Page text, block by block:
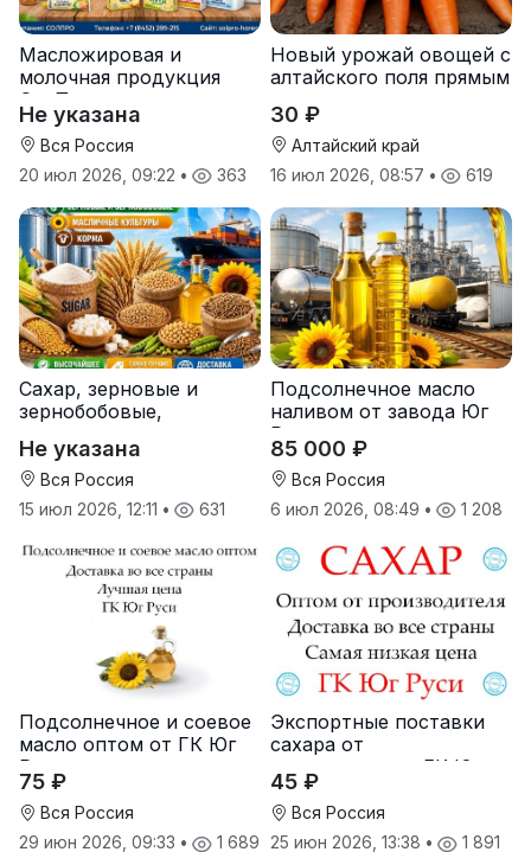
Масложировая и
молочная продукция
СолПро — экспортные
поставки
Не указана
Вся Россия
20 июл 2026, 09:22 • 363
Новый урожай овощей с
алтайского поля прямым
30 ₽
Алтайский край
16 июл 2026, 08:57 • 619
Сахар, зерновые и
зернобобовые,
корма
Не указана
Вся Россия
15 июл 2026, 12:11 • 631
Подсолнечное масло
наливом от завода Юг
Руси
85 000 ₽
Вся Россия
6 июл 2026, 08:49 • 1 208
Подсолнечное и соевое
масло оптом от ГК Юг
Руси
75 ₽
Вся Россия
29 июн 2026, 09:33 • 1 689
Экспортные поставки
сахара от
производителя ГК Юг
Руси
45 ₽
Вся Россия
25 июн 2026, 13:38 • 1 891